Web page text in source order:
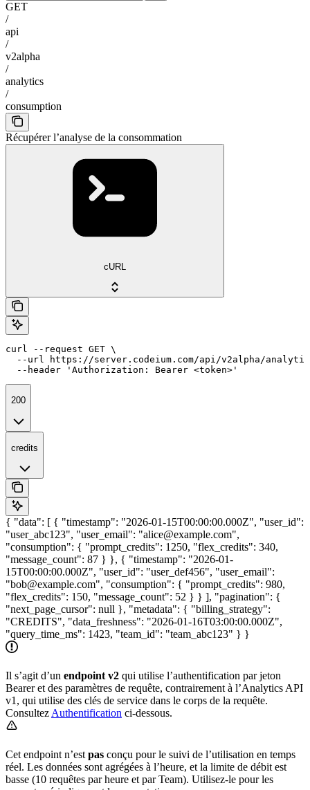
GET
/
api
/
v2alpha
/
analytics
/
consumption
Récupérer l’analyse de la consommation
cURL
curl --request GET \
--url https://server.codeium.com/api/v2alpha/
  --header 'Authorization: Bearer <token>'
200
credits
{ "data": [ { "timestamp": "2026-01-15T00:00:00.000Z", "user_id":
"user_abc123", "user_email": "alice@example.com",
"consumption": { "prompt_credits": 1250, "flex_credits": 340,
"message_count": 87 } }, { "timestamp": "2026-01-
15T00:00:00.000Z", "user_id": "user_def456", "user_email":
"bob@example.com", "consumption": { "prompt_credits": 980,
"flex_credits": 150, "message_count": 52 } } ], "pagination": {
"next_page_cursor": null }, "metadata": { "billing_strategy":
"CREDITS", "data_freshness": "2026-01-16T03:00:00.000Z",
"query_time_ms": 1423, "team_id": "team_abc123" } }
Il s’agit d’un endpoint v2 qui utilise l’authentification par jeton
Bearer et des paramètres de requête, contrairement à l’Analytics API
v1, qui utilise des clés de service dans le corps de la requête.
Consultez Authentification ci-dessous.
Cet endpoint n’est pas conçu pour le suivi de l’utilisation en temps
réel. Les données sont agrégées à l’heure, et la limite de débit est
basse (10 requêtes par heure et par Team). Utilisez-le pour les